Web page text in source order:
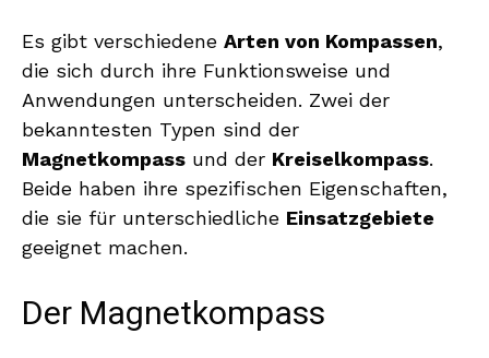
Es gibt verschiedene Arten von Kompassen,
die sich durch ihre Funktionsweise und
Anwendungen unterscheiden. Zwei der
bekanntesten Typen sind der
Magnetkompass und der Kreiselkompass.
Beide haben ihre spezifischen Eigenschaften,
die sie für unterschiedliche Einsatzgebiete
geeignet machen.
Der Magnetkompass